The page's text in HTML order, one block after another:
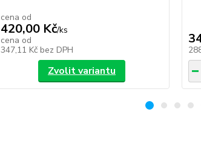
cena od
420,00 Kč/ks
cena od
347,11 Kč bez DPH
Zvolit variantu